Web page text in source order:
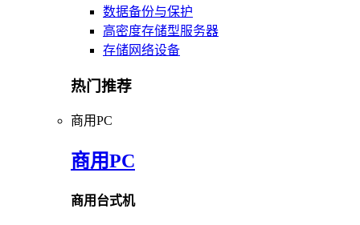
数据备份与保护
高密度存储型服务器
存储网络设备
热门推荐
商用PC
商用PC
商用台式机